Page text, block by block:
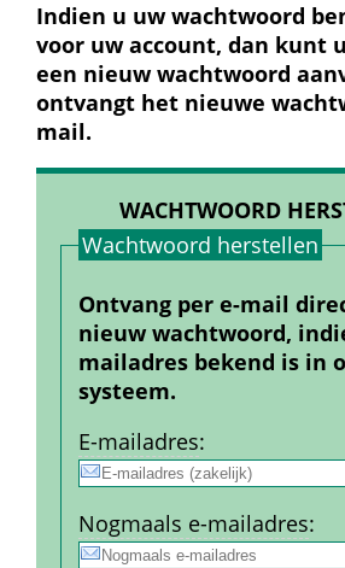
Indien u uw wachtwoord
voor uw account, dan kunt
een nieuw wachtwoord
ontvangt het nieuwe
mail.
WACHTWOORD
Wachtwoord herstellen
Ontvang per e-mail
nieuw wachtwoord,
mailadres bekend is in
systeem.
E-mail­adres:
Nogmaals e-mailadres: